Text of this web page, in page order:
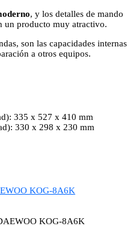
, y los detalles de mando
un producto muy atractivo.
son las capacidades internas
a otros equipos.
335 x 527 x 410 mm
330 x 298 x 230 mm
KOG-8A6K